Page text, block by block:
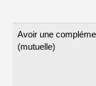
Avoir une
(mutuelle)